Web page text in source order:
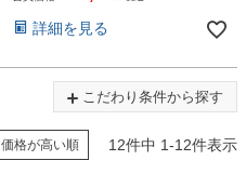
詳細を見る
こだわり条件から探す
価格が高い順 12件中 1-12件表示